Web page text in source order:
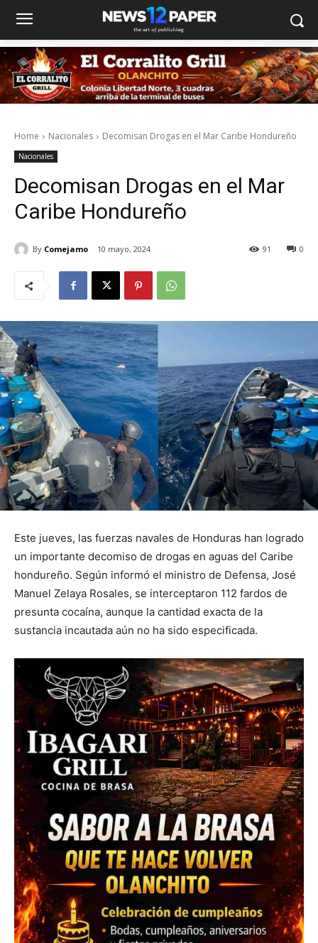
Home Nacionales Decomisan Drogas en el Mar Caribe Hondureño
Nacionales
Decomisan Drogas en el Mar
Caribe Hondureño
By Comejamo 10 mayo, 2024 0
91
Este jueves, las fuerzas navales de Honduras han logrado
un importante decomiso de drogas en aguas del Caribe
hondureño. Según informó el ministro de Defensa, José
Manuel Zelaya Rosales, se interceptaron 112 fardos de
presunta cocaína, aunque la cantidad exacta de la
sustancia incautada aún no ha sido especificada.